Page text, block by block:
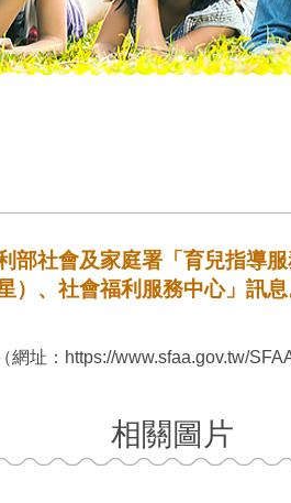
部社會及家庭署「育兒指導
）、社會福利服務中心」訊息
址：https://www.sfaa.gov.tw/
相關圖片